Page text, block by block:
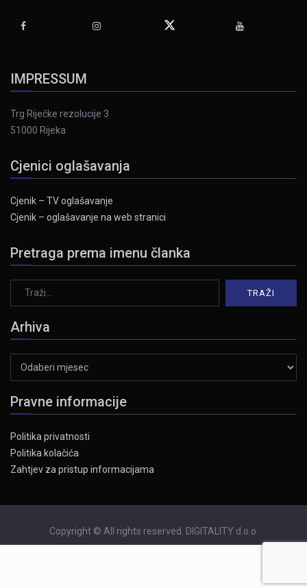
IMPRESSUM
Trg Riječke rezolucije 3
51000 Rijeka
Cjenici oglašavanja
Cjenik – TV oglašavanje
Cjenik – oglašavanje na web stranici
Pretraga prema imenu članka
Arhiva
Pravne informacije
Politika privatnosti
Politika kolačića
Zahtjev za pristup informacijama
Copyright © All rights reserved. DIGITALITY d.o.o.